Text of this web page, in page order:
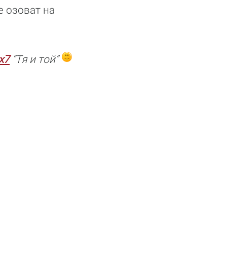
озоват на
“Тя и той”